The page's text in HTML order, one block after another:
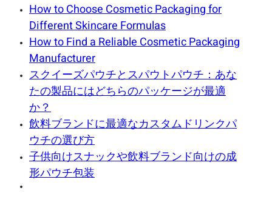
How to Choose Cosmetic Packaging for
Different Skincare Formulas
How to Find a Reliable Cosmetic Packaging
Manufacturer
スクイーズパウチとスパウトパウチ：あな
たの製品にはどちらのパッケージが最適
か？
飲料ブランドに最適なカスタムドリンクパ
ウチの選び方
子供向けスナックや飲料ブランド向けの成
形パウチ包装